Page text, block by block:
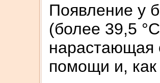
Появление у
(более 39,5
нарастающая
помощи и, как